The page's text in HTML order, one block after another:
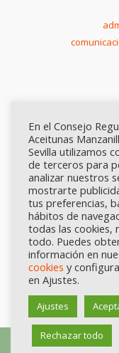
Calidad
© Consejo
En el Consejo
Aceitunas
Sevilla utilizamos
de terceros para
analizar nuestros
mostrarte
tus preferencias,
hábitos de
todas las cookies,
todo. Puedes
información en
cookies y
en Ajustes.
Ajustes
Rechazar todo